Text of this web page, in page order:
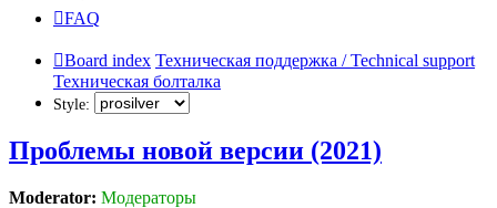
FAQ
Board index Техническая поддержка / Technical support
Техническая болталка
Style:
Проблемы новой версии (2021)
Moderator: Модераторы